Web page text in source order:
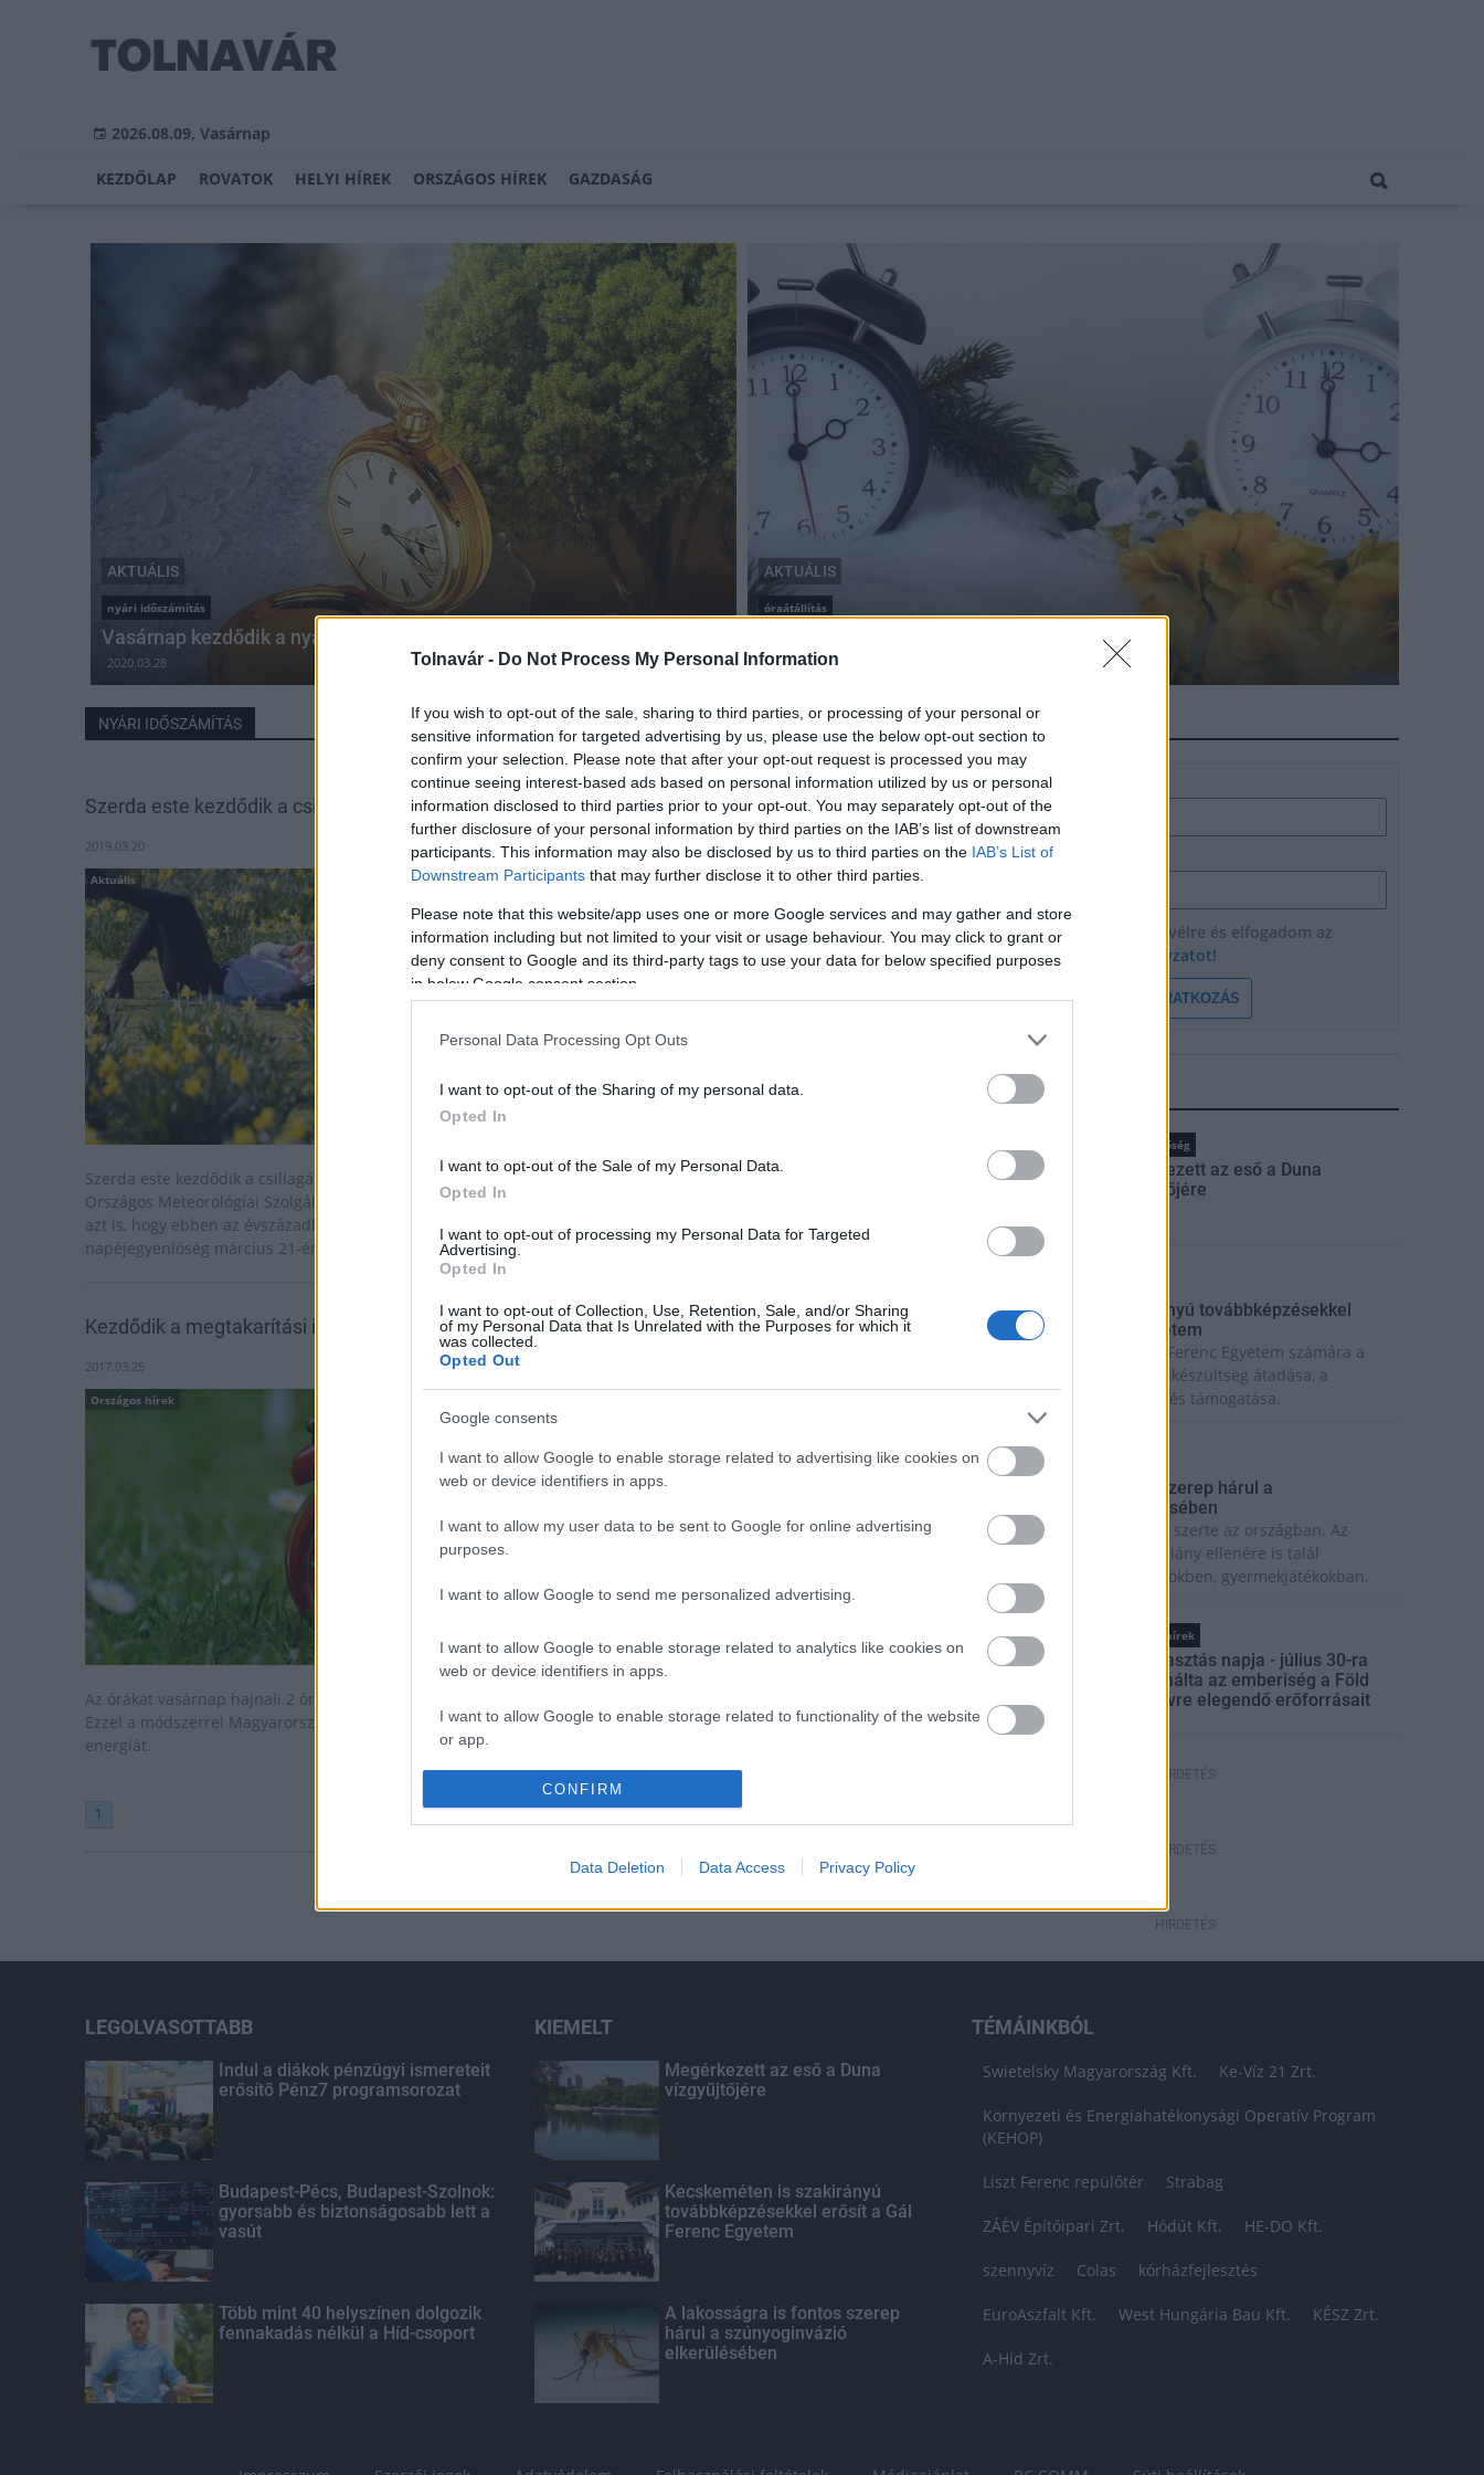
Tolnavár - Do Not Process My Personal Information
If you wish to opt-out of the sale, sharing to third parties, or processing of your personal or
sensitive information for targeted advertising by us, please use the below opt-out section to
confirm your selection. Please note that after your opt-out request is processed you may
continue seeing interest-based ads based on personal information utilized by us or personal
information disclosed to third parties prior to your opt-out. You may separately opt-out of the
further disclosure of your personal information by third parties on the IAB’s list of downstream
participants. This information may also be disclosed by us to third parties on the IAB’s List of
Downstream Participants that may further disclose it to other third parties.
Please note that this website/app uses one or more Google services and may gather and store
information including but not limited to your visit or usage behaviour. You may click to grant or
deny consent to Google and its third-party tags to use your data for below specified purposes
in below Google consent section.
Personal Data Processing Opt Outs
I want to opt-out of the Sharing of my personal data.
Opted In
I want to opt-out of the Sale of my Personal Data.
Opted In
I want to opt-out of processing my Personal Data for Targeted
Advertising.
Opted In
I want to opt-out of Collection, Use, Retention, Sale, and/or Sharing
of my Personal Data that Is Unrelated with the Purposes for which it
was collected.
Opted Out
Google consents
I want to allow Google to enable storage related to advertising like cookies on
web or device identifiers in apps.
I want to allow my user data to be sent to Google for online advertising
purposes.
I want to allow Google to send me personalized advertising.
I want to allow Google to enable storage related to analytics like cookies on
web or device identifiers in apps.
I want to allow Google to enable storage related to functionality of the website
or app.
I want to allow Google to enable storage related to personalization.
authentication functionality and fraud prevention, and other user protection.
CONFIRM
Data Deletion Data Access Privacy Policy
2026.08.09, Vasárnap
KEZDŐLAP ROVATOK HELYI HÍREK ORSZÁGOS HÍREK GAZDASÁG
AKTUÁLIS
nyári időszámítás
Vasárnap kezdődik a nyári időszámítás
2020.03.28
AKTUÁLIS
óraátállítás
Vasárnap kezdődik a nyári időszámítás
2019.03.30
NYÁRI IDŐSZÁMÍTÁS
Szerda este kezdődik a csillagászati tavasz
2019.03.20
Aktuális
Szerda este kezdődik a csillagászati tavasz - közölte az
Országos Meteorológiai Szolgálat honlapján, kiemelve
azt is, hogy ebben az évszázadban már nem lesz többet
napéjegyenlőség március 21-én.
Kezdődik a megtakarítási időszak
2017.03.25
Országos hírek
Az órákat vasárnap hajnali 2 órakor 3 órára kell állítani.
Ezzel a módszerrel Magyarország 1980 óta spórol
energiát.
Vasárnap hajnalban át kell állítani az óráinkat
2018.03.24
Aktuális
Március 25-én kezdődik a nyári időszámítás. Vasárnap
óraátállítással energiát és pénzt spórolunk – áll a Mavir
Zrt. közleményében.
1
HÍRLEVÉL
Név
E-mail cím
Feliratkozom a hírlevélre és elfogadom az
adatvédelmi szabályzatot!
FELIRATKOZÁS
LEGFRISSEBB
hőség
Megérkezett az eső a Duna
vízgyűjtőjére
Kecskeméten is szakirányú továbbképzésekkel
erősít a Gál Ferenc Egyetem
Kiemelt fontosságú a Gál Ferenc Egyetem számára a
jövőbe mutató szakmai felkészültség átadása, a
folyamatos szakmai fejlődés támogatása.
Országos hírek
A lakosságra is fontos szerep hárul a
szúnyoginvázió elkerülésében
Folytatódik a szúnyogírtás szerte az országban. Az
ázsiai tigrisszúnyog a vízhiány ellenére is talál
szaporodási helyet a vödrökben, gyermekjátékokban.
Országos hírek
Túlfogyasztás napja - július 30-ra
felhasználta az emberiség a Föld
egész évre elegendő erőforrásait
HIRDETÉS
HIRDETÉS
HIRDETÉS
LEGOLVASOTTABB
Indul a diákok pénzügyi ismereteit
erősítő Pénz7 programsorozat
Budapest-Pécs, Budapest-Szolnok:
gyorsabb és biztonságosabb lett a
vasút
Több mint 40 helyszínen dolgozik
fennakadás nélkül a Híd-csoport
KIEMELT
Megérkezett az eső a Duna
vízgyűjtőjére
Kecskeméten is szakirányú
továbbképzésekkel erősít a Gál
Ferenc Egyetem
A lakosságra is fontos szerep
hárul a szúnyoginvázió
elkerülésében
TÉMÁINKBÓL
Swietelsky Magyarország Kft. Ke-Víz 21 Zrt.
Környezeti és Energiahatékonysági Operatív Program
(KEHOP)
Liszt Ferenc repülőtér Strabag
ZÁÉV Építőipari Zrt. Hódút Kft. HE-DO Kft.
szennyvíz Colas kórházfejlesztés
EuroAszfalt Kft. West Hungária Bau Kft. KÉSZ Zrt.
A-Híd Zrt.